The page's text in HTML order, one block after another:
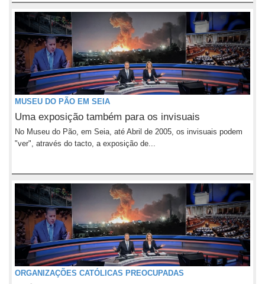
MUSEU DO PÃO EM SEIA
Uma exposição também para os invisuais
No Museu do Pão, em Seia, até Abril de 2005, os invisuais podem
"ver", através do tacto, a exposição de...
ORGANIZAÇÕES CATÓLICAS PREOCUPADAS